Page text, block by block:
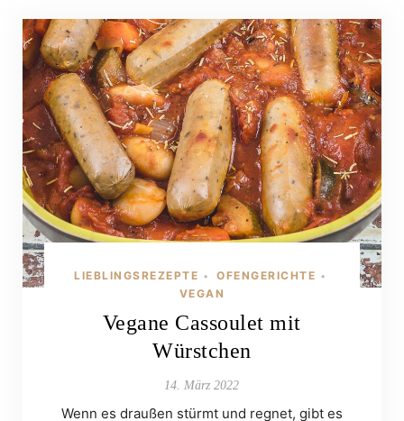
LIEBLINGSREZEPTE • OFENGERICHTE •
VEGAN
Vegane Cassoulet mit
Würstchen
14. März 2022
Wenn es draußen stürmt und regnet, gibt es